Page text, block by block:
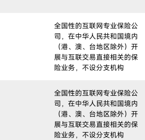
全国性的互联网专业保险公
司，在中华人民共和国境内
（港、澳、台地区除外）开
展与互联交易直接相关的保
险业务，不设分支机构
全国性的互联网专业保险公
司，在中华人民共和国境内
（港、澳、台地区除外）开
展与互联交易直接相关的保
险业务，不设分支机构